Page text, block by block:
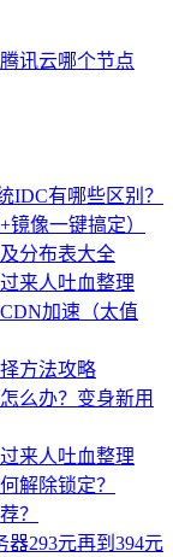
讯云哪个节点
IDC有哪些区别？
像一键搞定）
分布表大全
来人吐血整理
加速（太值
方法攻略
么办？变身新用
来人吐血整理
解除锁定？
？
器293元再到394元